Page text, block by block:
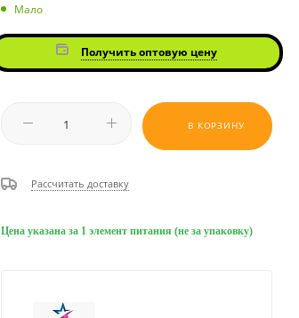
Мало
Получить оптовую цену
В КОРЗИНУ
Рассчитать доставку
Цена указана за 1 элемент питания (не за упаковку)